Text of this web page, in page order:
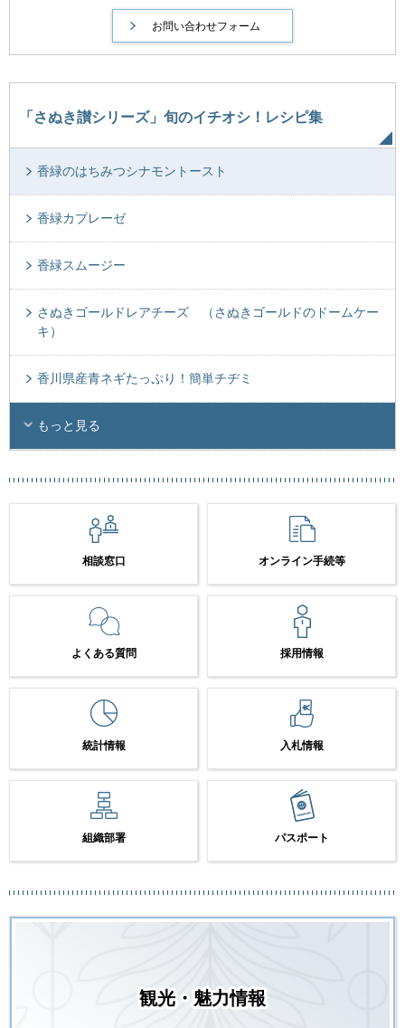
「さぬき讃シリーズ」旬のイチオシ！レシピ集
香緑のはちみつシナモントースト
香緑カプレーゼ
香緑スムージー
さぬきゴールドレアチーズ （さぬきゴールドのドームケー
キ）
香川県産青ネギたっぷり！簡単チヂミ
もっと見る
相談窓口 オンライン手続等
よくある質問 採用情報
統計情報 入札情報
組織部署 パスポート
観光・魅力情報